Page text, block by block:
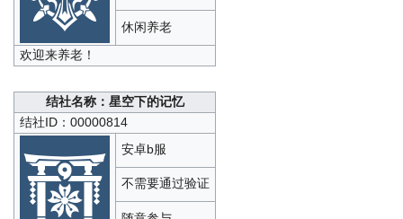
休闲养老
欢迎来养老！
结社名称：星空下的记忆
结社ID：00000814
安卓b服
不需要通过验证